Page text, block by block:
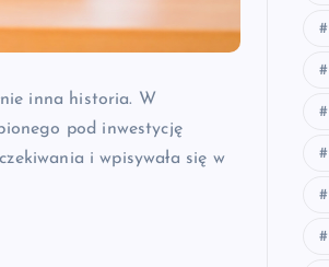
inna historia. W
pod inwestycję
i wpisywała się w